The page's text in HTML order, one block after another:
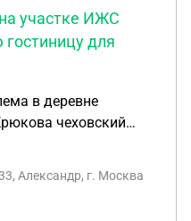
участке ИЖС
для
в деревне
чеховский
официальная.на
ижс
Александр, г. Москва